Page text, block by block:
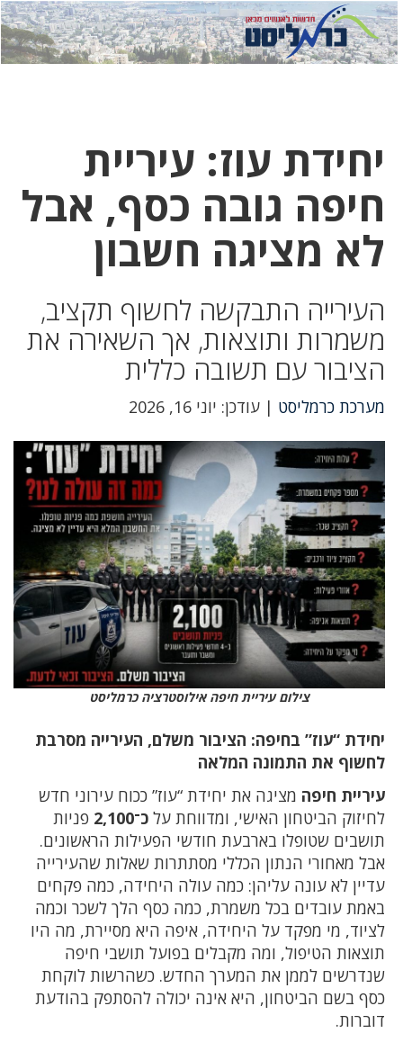
לחץ
כאן
לחץ
כדי
יחידת עוז: עיריית
חיפה גובה כסף, אבל
לא מציגה חשבון
העירייה התבקשה לחשוף תקציב,
משמרות ותוצאות, אך השאירה את
הציבור עם תשובה כללית
מערכת כרמליסט | עודכן: יוני 16, 2026
צילום עיריית חיפה אילוסטרציה כרמליסט
יחידת “עוז” בחיפה: הציבור משלם, העירייה מסרבת
לחשוף את התמונה המלאה
עיריית חיפה מציגה את יחידת “עוז” ככוח עירוני חדש
לחיזוק הביטחון האישי, ומדווחת על כ־2,100
פניות
תושבים שטופלו בארבעת חודשי הפעילות הראשונים.
אבל מאחורי הנתון הכללי מסתתרות שאלות שהעירייה
עדיין לא עונה עליהן: כמה עולה היחידה, כמה פקחים
באמת עובדים בכל משמרת, כמה כסף הלך לשכר וכמה
לציוד, מי מפקד על היחידה, איפה היא מסיירת, מה היו
תוצאות הטיפול, ומה מקבלים בפועל תושבי חיפה
שנדרשים לממן את המערך החדש. כשהרשות לוקחת
כסף בשם הביטחון, היא אינה יכולה להסתפק בהודעת
דוברות.